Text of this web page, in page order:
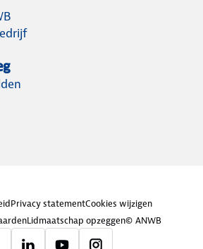
Privacy statementCookies wijzigen
Lidmaatschap opzeggen© ANWB